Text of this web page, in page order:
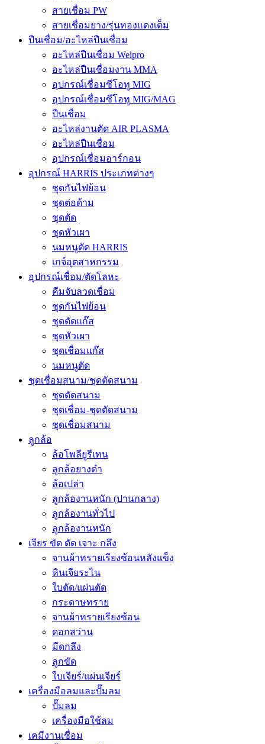
สายเชื่อม PW
สายเชื่อมยาง/รุ่นทองแดงเต็ม
ปืนเชื่อม/อะไหล่ปืนเชื่อม
อะไหล่ปืนเชื่อม Welpro
อะไหล่ปืนเชื่อมงาน MMA
อุปกรณ์เชื่อมซีโอทู MIG
อุปกรณ์เชื่อมซีโอทู MIG/MAG
ปืนเชื่อม
อะไหล่งานตัด AIR PLASMA
อะไหล่ปืนเชื่อม
อุปกรณ์เชื่อมอาร์กอน
อุปกรณ์ HARRIS ประเภทต่างๆ
ชุดกันไฟย้อน
ชุดต่อด้าม
ชุดตัด
ชุดหัวเผา
นมหนูตัด HARRIS
เกจ์อุตสาหกรรม
อุปกรณ์เชื่อม/ตัดโลหะ
คีมจับลวดเชื่อม
ชุดกันไฟย้อน
ชุดตัดแก๊ส
ชุดหัวเผา
ชุดเชื่อมแก๊ส
นมหนูตัด
ชุดเชื่อมสนาม/ชุดตัดสนาม
ชุดตัดสนาม
ชุดเชื่อม-ชุดตัดสนาม
ชุดเชื่อมสนาม
ลูกล้อ
ล้อโพลียูรีเทน
ลูกล้อยางดำ
ล้อเปล่า
ลูกล้องานหนัก (ปานกลาง)
ลูกล้องานทั่วไป
ลูกล้องานหนัก
เจียร ขัด ตัด เจาะ กลึง
จานผ้าทรายเรียงซ้อนหลังแข็ง
หินเจียระไน
ใบตัด/แผ่นตัด
กระดาษทราย
จานผ้าทรายเรียงซ้อน
ดอกสว่าน
มีดกลึง
ลูกขัด
ใบเจียร์/แผ่นเจียร์
เครื่องมือลมและปั๊มลม
ปั๊มลม
เครื่องมือใช้ลม
เคมีงานเชื่อม